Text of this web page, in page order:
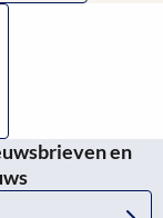
en